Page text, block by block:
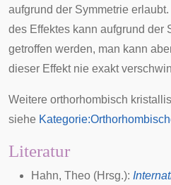
aufgrund der Symmetrie
des Effektes kann aufgrund der
getroffen werden, man kann
dieser Effekt nie exakt
Weitere orthorhombisch
siehe
Literatur
Hahn, Theo (Hrsg.):